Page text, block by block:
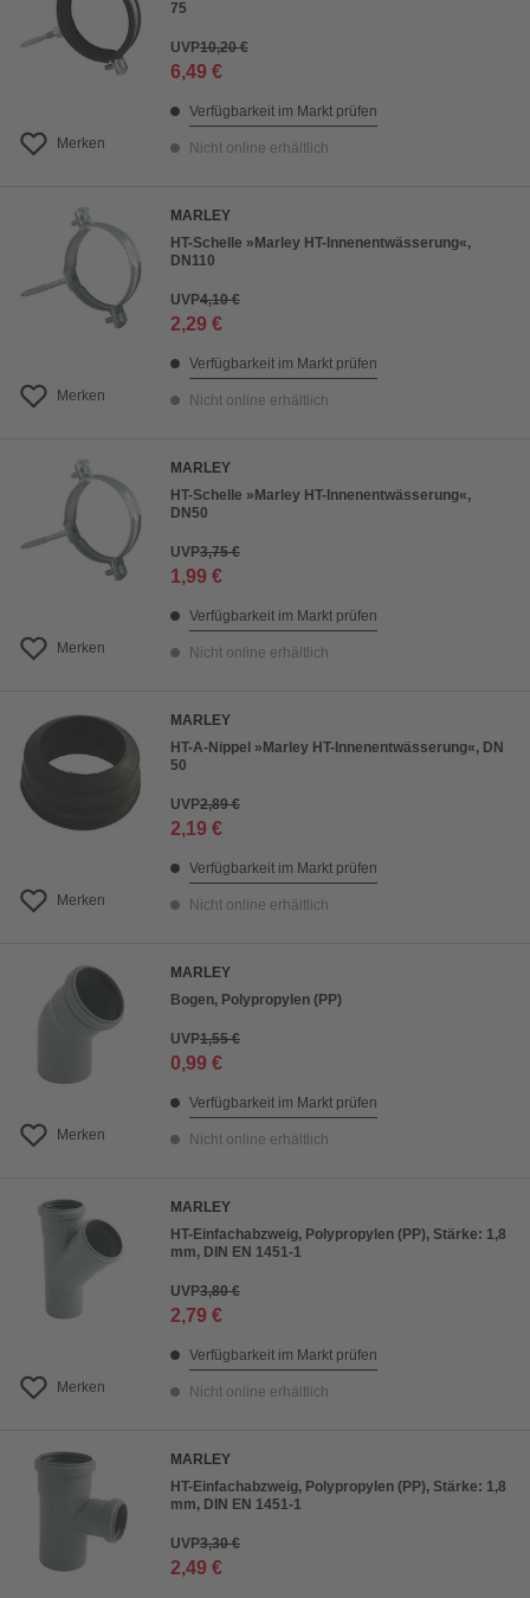
Merken
75
UVP10,20 €
6,49 €
Verfügbarkeit im Markt prüfen
Nicht online erhältlich
Merken
MARLEY
HT-Schelle »Marley HT-Innenentwässerung«,
DN110
UVP4,10 €
2,29 €
Verfügbarkeit im Markt prüfen
Nicht online erhältlich
Merken
MARLEY
HT-Schelle »Marley HT-Innenentwässerung«,
DN50
UVP3,75 €
1,99 €
Verfügbarkeit im Markt prüfen
Nicht online erhältlich
Merken
MARLEY
HT-A-Nippel »Marley HT-Innenentwässerung«, DN
50
UVP2,89 €
2,19 €
Verfügbarkeit im Markt prüfen
Nicht online erhältlich
Merken
MARLEY
Bogen, Polypropylen (PP)
UVP1,55 €
0,99 €
Verfügbarkeit im Markt prüfen
Nicht online erhältlich
Merken
MARLEY
HT-Einfachabzweig, Polypropylen (PP), Stärke: 1,8
mm, DIN EN 1451-1
UVP3,80 €
2,79 €
Verfügbarkeit im Markt prüfen
Nicht online erhältlich
MARLEY
HT-Einfachabzweig, Polypropylen (PP), Stärke: 1,8
mm, DIN EN 1451-1
UVP3,30 €
2,49 €